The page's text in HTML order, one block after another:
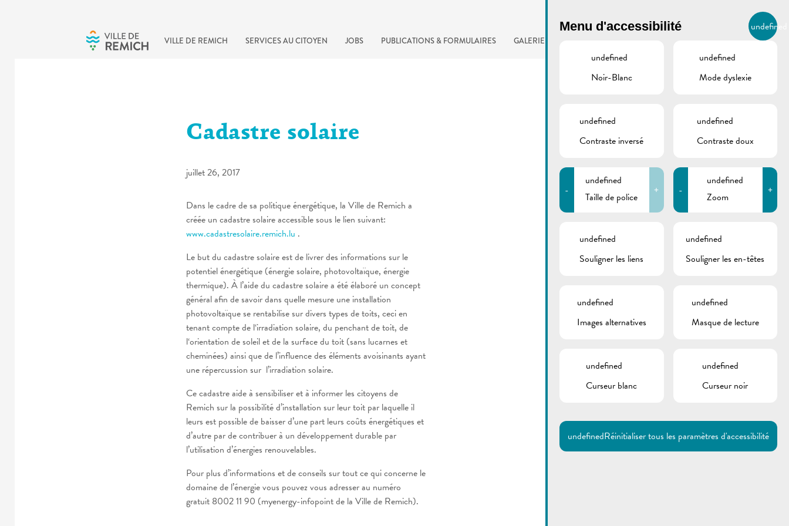
VILLE DE REMICH SERVICES AU CITOYEN JOBS PUBLICATIONS & FORMULAIRES GALERIE FR
BIERGER.REMICH.LU
Utilisez la recherche pour
Comme par exemple des contacts, des
informations ou de documents.
Cadastre solaire
juillet 26, 2017
Dans le cadre de sa politique énergétique, la Ville de Remich a
créée un cadastre solaire accessible sous le lien suivant:
www.cadastresolaire.remich.lu .
Le butdu cadastre solaireestde livrerdes informations sur le
potentiel énergétique (énergie solaire, photovoltaïque, énergie
thermique). À l’aide du cadastre solaire a été élaboré un concept
général afin de savoir dans quelle mesure une installation
photovoltaïque se rentabilise sur divers types de toits, ceci en
tenantcomptede l‘irradiation solaire, du penchant de toit, de
l‘orientation de soleil etde la surface du toit (sans lucarnes et
cheminées) ainsi que de l’influence des éléments avoisinants ayant
une répercussion sur l’irradiation solaire.
Ce cadastre aide à sensibiliser et à informer les citoyens de
Remich sur la possibilité d’installation sur leur toit par laquelle il
leurs est possible de baisser d’une part leurs coûts énergétiques et
d’autre par de contribuer à un développement durable par
l’utilisation d’énergies renouvelables.
Pour plus d’informations et de conseils sur tout ce qui concerne le
domaine de l’énergie vous pouvez vous adresser au numéro
gratuit 8002 11 90 (myenergy-infopoint de la Ville de Remich).
Menu d'accessibilité undefined
undefined
Noir-Blanc
undefined
Mode dyslexie
undefined
Contraste inversé
undefined
Contraste doux
-
undefined
Taille de police
+ -
undefined
Zoom
+
undefined
Souligner les liens
undefined
Souligner les en-têtes
undefined
Images alternatives
undefined
Masque de lecture
undefined
Curseur blanc
undefined
Curseur noir
undefinedRéinitialiser tous les paramètres d'accessibilité